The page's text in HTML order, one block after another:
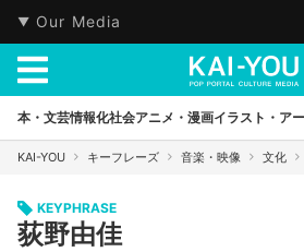
Our Media
本・文芸情報化社会アニメ・漫画イラスト・ア
KAI-YOU キーフレーズ 音楽・映像 文化
KEYPHRASE
荻野由佳